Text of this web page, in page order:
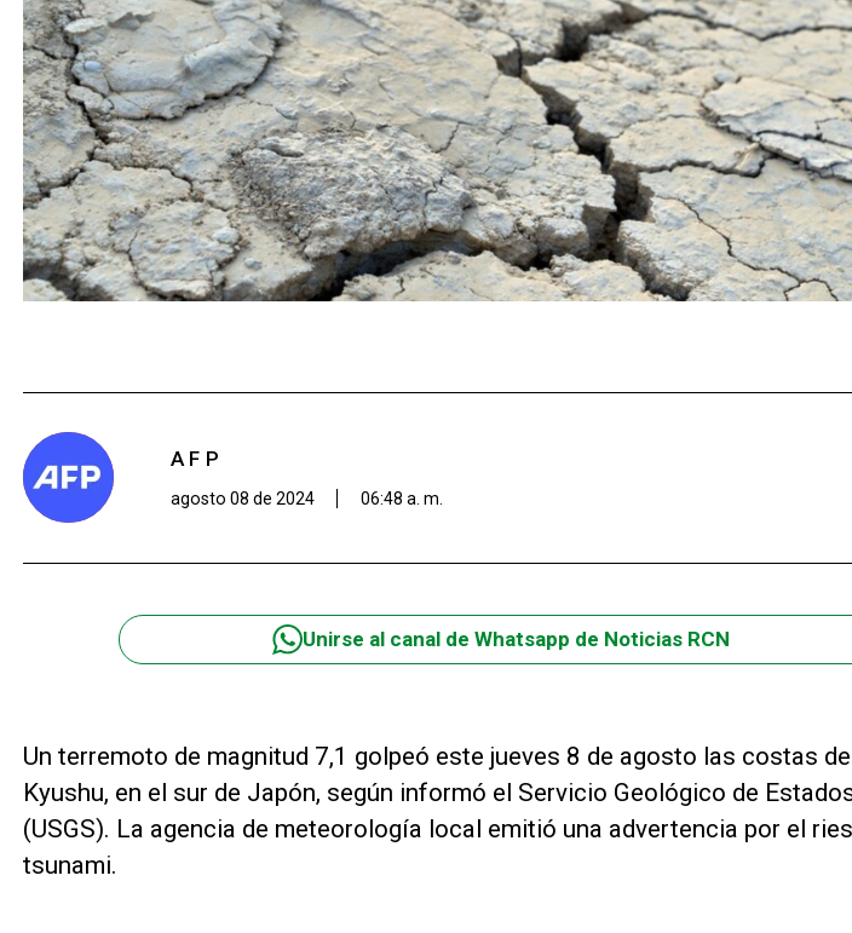
AFP
agosto 08 de 2024 06:48 a. m.
Unirse al canal de Whatsapp de Noticias RCN
Un terremoto de magnitud 7,1 golpeó este jueves 8 de agosto las costas
Kyushu, en el sur de Japón, según informó el Servicio Geológico de
(USGS). La agencia de meteorología local emitió una advertencia por el
tsunami.